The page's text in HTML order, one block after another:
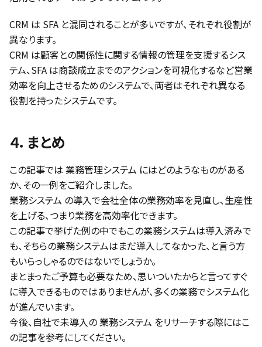
CRM は SFA と混同されることが多いですが、それぞれ役割が
異なります。
CRM は顧客との関係性に関する情報の管理を支援するシス
テム、SFA は商談成立までのアクションを可視化するなど営業
効率を向上させるためのシステムで、両者はそれぞれ異なる
役割を持ったシステムです。
４．まとめ
この記事では 業務管理システム にはどのようなものがある
か、その一例をご紹介しました。
業務システム の導入で会社全体の業務効率を見直し、生産性
を上げる、つまり業務を高効率化できます。
この記事で挙げた例の中でもこの業務システムは導入済みで
も、そちらの業務システムはまだ導入してなかった、と言う方
もいらっしゃるのではないでしょうか。
まとまったご予算も必要なため、思いついたからと言ってすぐ
に導入できるものではありませんが、多くの業務でシステム化
が進んでいます。
今後、自社で未導入の 業務システム をリサーチする際にはこ
の記事を参考にしてください。